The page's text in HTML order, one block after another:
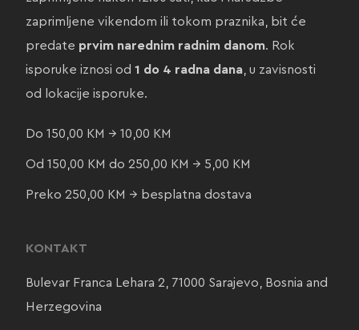
zaprimljene vikendom ili tokom praznika, bit će
predate prvim narednim radnim danom. Rok
isporuke iznosi od 1 do 4 radna dana, u zavisnosti
od lokacije isporuke.
Do 150,00 KM → 10,00 KM
Od 150,00 KM do 250,00 KM → 5,00 KM
Preko 250,00 KM → besplatna dostava
KONTAKT
Bulevar Franca Lehara 2, 71000 Sarajevo, Bosnia and
Herzegovina